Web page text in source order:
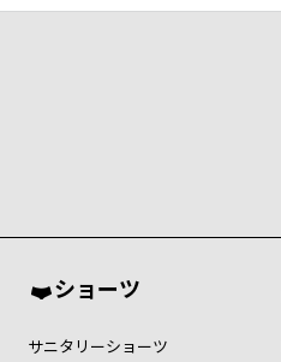
ショーツ
サニタリーショーツ